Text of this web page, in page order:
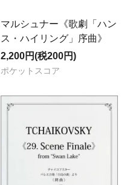
マルシュナー《歌劇「ハン
ス・ハイリング」序曲》
2,200円(税200円)
ポケットスコア